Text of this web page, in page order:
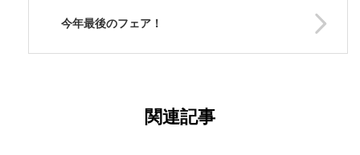
今年最後のフェア！
関連記事